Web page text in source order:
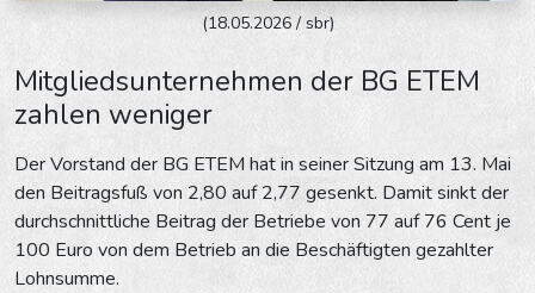
(18.05.2026 / sbr)
Mitgliedsunternehmen der BG ETEM
zahlen weniger
Der Vorstand der BG ETEM hat in seiner Sitzung am 13. Mai
den Beitragsfuß von 2,80 auf 2,77 gesenkt. Damit sinkt der
durchschnittliche Beitrag der Betriebe von 77 auf 76 Cent je
100 Euro von dem Betrieb an die Beschäftigten gezahlter
Lohnsumme.